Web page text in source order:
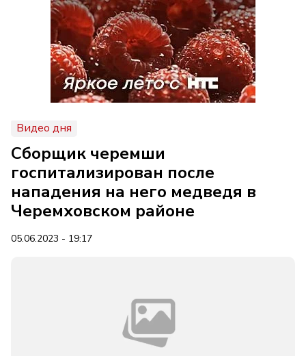
Видео дня
Сборщик черемши
госпитализирован после
нападения на него медведя в
Черемховском районе
05.06.2023 - 19:17